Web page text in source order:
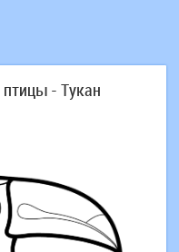
птицы - Тукан